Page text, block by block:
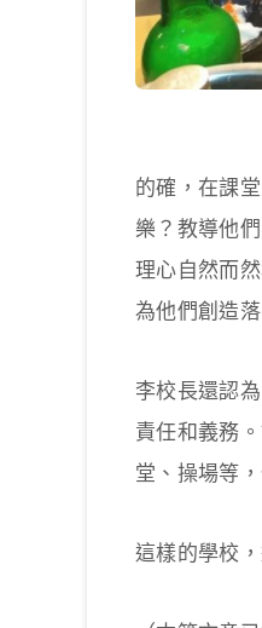
的確，在課
樂？教導他
理心自然而
為他們創造
李校長還認
責任和義務
堂、操場等
這樣的學校